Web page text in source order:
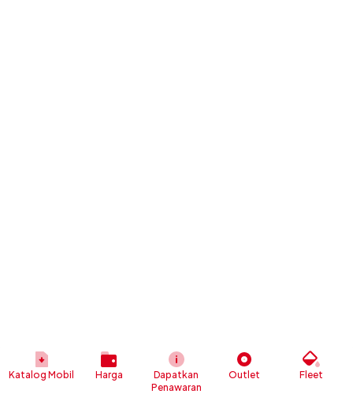
Katalog Mobil Harga
Dapatkan
Penawaran
Outlet Fleet